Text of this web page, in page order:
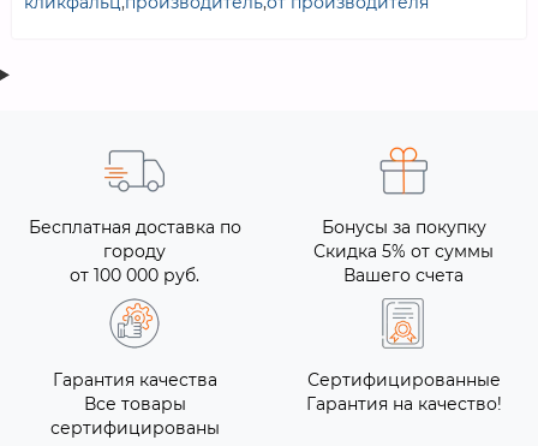
Бесплатная доставка по
городу
от 100 000 руб.
Бонусы за покупку
Скидка 5% от суммы
Вашего счета
Гарантия качества
Все товары
сертифицированы
Сертифицированные
Гарантия на качество!